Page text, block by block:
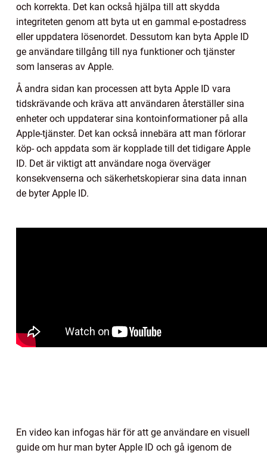
och korrekta. Det kan också hjälpa till att skydda
integriteten genom att byta ut en gammal e-postadress
eller uppdatera lösenordet. Dessutom kan byta Apple ID
ge användare tillgång till nya funktioner och tjänster
som lanseras av Apple.
Å andra sidan kan processen att byta Apple ID vara
tidskrävande och kräva att användaren återställer sina
enheter och uppdaterar sina kontoinformationer på alla
Apple-tjänster. Det kan också innebära att man förlorar
köp- och appdata som är kopplade till det tidigare Apple
ID. Det är viktigt att användare noga överväger
konsekvenserna och säkerhetskopierar sina data innan
de byter Apple ID.
En video kan infogas här för att ge användare en visuell
guide om hur man byter Apple ID och gå igenom de